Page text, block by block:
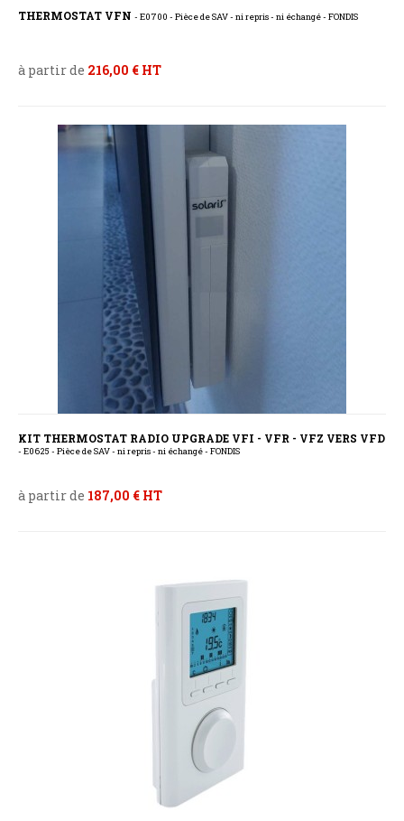
THERMOSTAT VFN - E0700 - Pièce de SAV - ni repris - ni échangé - FONDIS
à partir de 216,00 € HT
KIT THERMOSTAT RADIO UPGRADE VFI - VFR - VFZ VERS VFD
- E0625 - Pièce de SAV - ni repris - ni échangé - FONDIS
à partir de 187,00 € HT